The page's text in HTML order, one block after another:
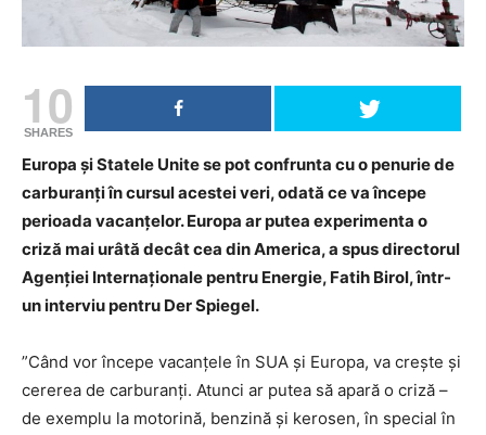
10
SHARES
Europa și Statele Unite se pot confrunta cu o penurie de
carburanți în cursul acestei veri, odată ce va începe
perioada vacanțelor. Europa ar putea experimenta o
criză mai urâtă decât cea din America, a spus directorul
Agenției Internaționale pentru Energie, Fatih Birol, într-
un interviu pentru Der Spiegel.
”Când vor începe vacanțele în SUA și Europa, va crește și
cererea de carburanți. Atunci ar putea să apară o criză –
de exemplu la motorină, benzină și kerosen, în special în